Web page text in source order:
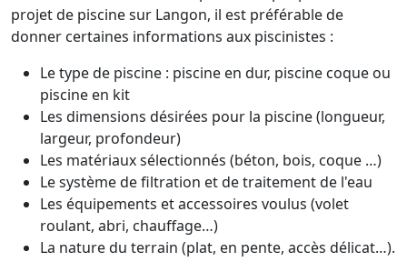
projet de piscine sur Langon, il est préférable de
donner certaines informations aux piscinistes :
Le type de piscine : piscine en dur, piscine coque ou
piscine en kit
Les dimensions désirées pour la piscine (longueur,
largeur, profondeur)
Les matériaux sélectionnés (béton, bois, coque …)
Le système de filtration et de traitement de l'eau
Les équipements et accessoires voulus (volet
roulant, abri, chauffage…)
La nature du terrain (plat, en pente, accès délicat…).